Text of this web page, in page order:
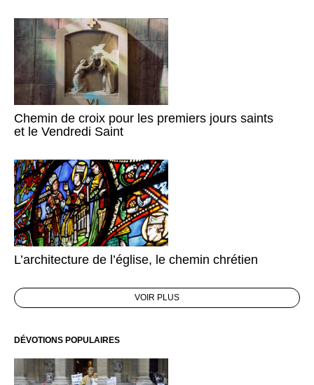
Chemin de croix pour les premiers jours saints
et le Vendredi Saint
L’architecture de l’église, le chemin chrétien
VOIR PLUS
DÉVOTIONS POPULAIRES